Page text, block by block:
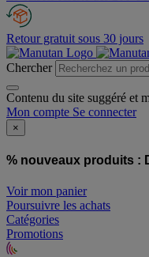
Retour gratuit sous 30 jours
Chercher
Contenu du site suggéré et
Mon compte Se connecter
×
% nouveaux produits :
Voir mon panier
Poursuivre les achats
Catégories
Promotions